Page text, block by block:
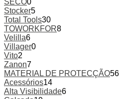
SECO0
Stocker5
Total Tools30
TOWORKFOR8
Velilla6
Villager0
Vito2
Zanon7
MATERIAL DE PROTECÇÃO56
Acessórios14
Alta Visibilidade6